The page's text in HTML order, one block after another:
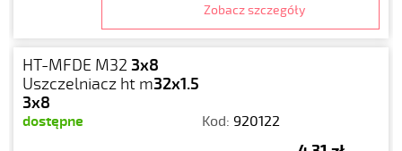
Zobacz szczegóły
HT-MFDE M32 3x8
Uszczelniacz ht m32x1.5
3x8
dostępne Kod: 920122